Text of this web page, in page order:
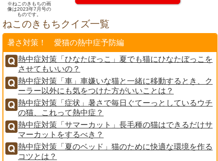
※ねこのきもちの画
像は2023年7月号の
ものです。
ねこのきもちクイズ一覧
暑さ対策！ 愛猫の熱中症予防編
熱中症対策「ひなたぼっこ」夏でも猫にひなたぼっこを
させてもいいの？
熱中症対策「車」車嫌いな猫と一緒に移動するとき、ク
ーラー以外にも気をつけた方がいいことは？
熱中症対策「症状」暑さで毎日ぐてーっとしているウチ
の猫、これって熱中症？
熱中症対策「サマーカット」長毛種の猫はできるだけサ
マーカットをするべき？
熱中症対策「夏のベッド」猫のために快適な環境を作る
コツとは？